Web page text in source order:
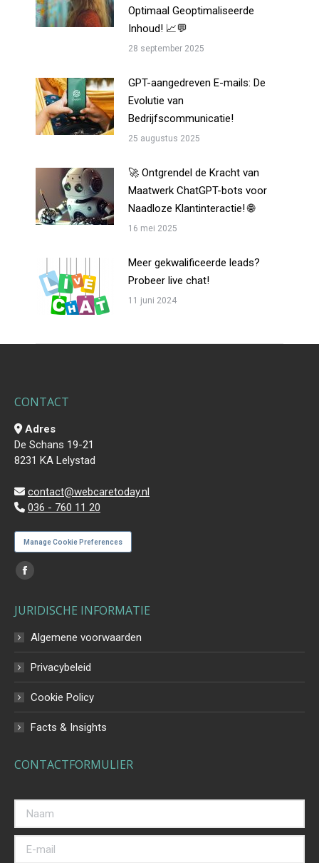
Optimaal Geoptimaliseerde
Inhoud! 📈💬
28 september 2025
GPT-aangedreven E-mails: De
Evolutie van
Bedrijfscommunicatie!
25 augustus 2025
🚀 Ontgrendel de Kracht van
Maatwerk ChatGPT-bots voor
Naadloze Klantinteractie! 🌐
16 mei 2025
Meer gekwalificeerde leads?
Probeer live chat!
11 juni 2024
CONTACT
Adres
De Schans 19-21
8231 KA Lelystad
contact@webcaretoday.nl
036 - 760 11 20
Manage Cookie Preferences
Vind ons op:
Facebook
opens
in
new
window
JURIDISCHE INFORMATIE
Algemene voorwaarden
Privacybeleid
Cookie Policy
Facts & Insights
CONTACTFORMULIER